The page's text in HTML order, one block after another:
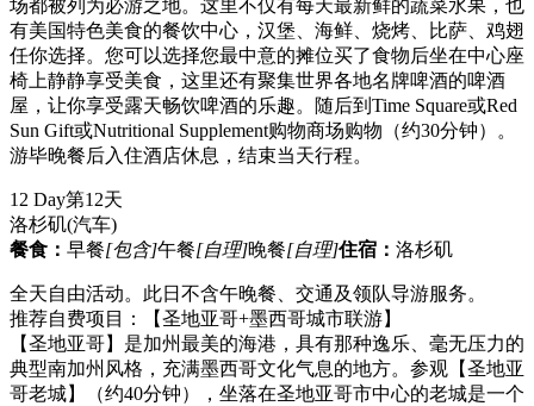
场都被列为必游之地。这里不仅有每天最新鲜的蔬菜水果，也
有美国特色美食的餐饮中心，汉堡、海鲜、烧烤、比萨、鸡翅
任你选择。您可以选择您最中意的摊位买了食物后坐在中心座
椅上静静享受美食，这里还有聚集世界各地名牌啤酒的啤酒
屋，让你享受露天畅饮啤酒的乐趣。随后到Time Square或Red
Sun Gift或Nutritional Supplement购物商场购物（约30分钟）。
游毕晚餐后入住酒店休息，结束当天行程。
12 Day第12天
洛杉矶(汽车)
餐食： 早餐[包含]午餐[自理]晚餐[自理]住宿： 洛杉矶
全天自由活动。此日不含午晚餐、交通及领队导游服务。
推荐自费项目：【圣地亚哥+墨西哥城市联游】
【圣地亚哥】是加州最美的海港，具有那种逸乐、毫无压力的
典型南加州风格，充满墨西哥文化气息的地方。参观【圣地亚
哥老城】（约40分钟），坐落在圣地亚哥市中心的老城是一个